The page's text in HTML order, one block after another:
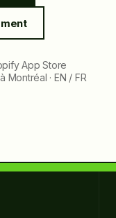
App Store
Montréal · EN / FR